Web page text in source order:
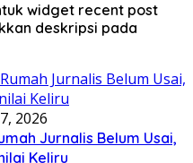
widget recent post
deskripsi pada
2026
Jurnalis Belum Usai,
Keliru